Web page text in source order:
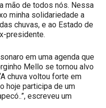
mão de todos nós. Nessa
minha solidariedade a
chuvas, e ao Estado de
presidente.
em uma agenda que
Mello se tornou alvo
chuva voltou forte em
hoje participa de um
escreveu um